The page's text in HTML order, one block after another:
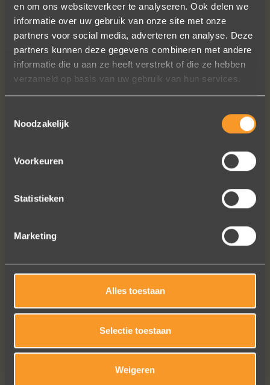
en om ons websiteverkeer te analyseren. Ook delen we
informatie over uw gebruik van onze site met onze
partners voor social media, adverteren en analyse. Deze
partners kunnen deze gegevens combineren met andere
informatie die u aan ze heeft verstrekt of die ze hebben
verzameld op basis van uw gebruik van hun services.
Noodzakelijk
Voorkeuren
Statistieken
Marketing
Alles toestaan
Selectie toestaan
Weigeren
VOLG ONS OP SOCIALE MEDIA